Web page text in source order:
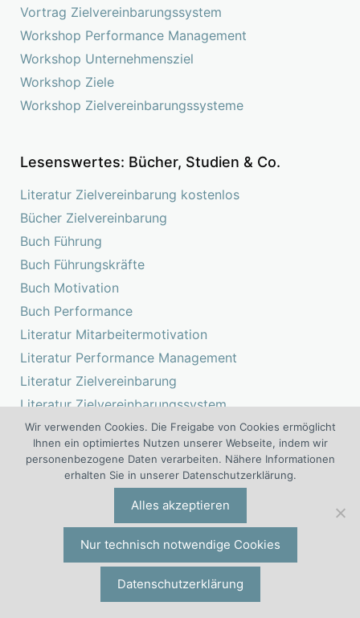
Vortrag Zielvereinbarungssystem
Workshop Performance Management
Workshop Unternehmensziel
Workshop Ziele
Workshop Zielvereinbarungssysteme
Lesenswertes: Bücher, Studien & Co.
Literatur Zielvereinbarung kostenlos
Bücher Zielvereinbarung
Buch Führung
Buch Führungskräfte
Buch Motivation
Buch Performance
Literatur Mitarbeitermotivation
Literatur Performance Management
Literatur Zielvereinbarung
Literatur Zielvereinbarungssystem
Studie Motivation
Studie Performance Management
Studie Zielvereinbarung
Services für die Mitbestimmung
Gutachten
Betriebsrats-Beratung
Gutachten Performance Management
Wir verwenden Cookies. Die Freigabe von Cookies ermöglicht
Ihnen ein optimiertes Nutzen unserer Webseite, indem wir
personenbezogene Daten verarbeiten. Nähere Informationen
erhalten Sie in unserer Datenschutzerklärung.
Alles akzeptieren
Nur technisch notwendige Cookies
Datenschutzerklärung